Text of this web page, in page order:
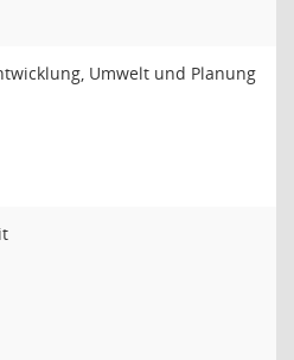
Umwelt und Planung